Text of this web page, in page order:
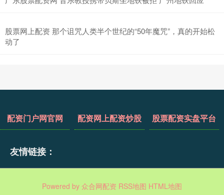
股票网上配资 那个诅咒人类半个世纪的“50年魔咒”，真的开始松
动了
配资门户网官网 配资网上配资炒股 股票配资实盘平台
友情链接：
Powered by 众合网配资 RSS地图 HTML地图